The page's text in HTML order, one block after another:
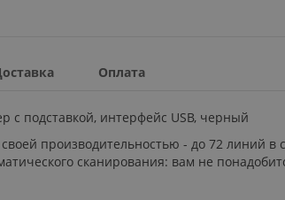
Оплата
с подставкой, интерфейс USB, черный
производительностью - до 72 линий в
сканирования: вам не